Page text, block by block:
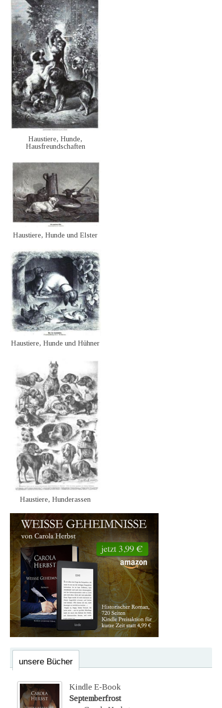
Haustiere, Hunde,
Hausfreundschaften
Haustiere, Hunde und Elster
Haustiere, Hunde und Hühner
Haustiere, Hunderassen
unsere Bücher
Kindle E-Book
Septemberfrost